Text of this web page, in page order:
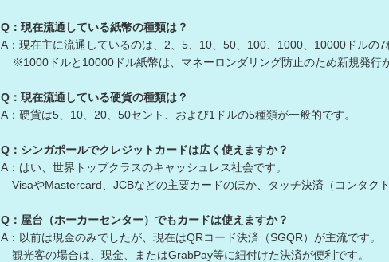
Q：現在流通している紙幣の種類は？
A：現在主に流通しているのは、2、5、10、50、100、1000、10000ドルの7
※1000ドルと10000ドル紙幣は、マネーロンダリング防止のため新規発行
Q：現在流通している硬貨の種類は？
A：硬貨は5、10、20、50セント、および1ドルの5種類が一般的です。
Q：シンガポールでクレジットカードは広く使えますか？
A：はい、世界トップクラスのキャッシュレス社会です。
VisaやMastercard、JCBなどの主要カードのほか、タッチ決済（コンタク
Q：屋台（ホーカーセンター）でもカードは使えますか？
A：以前は現金のみでしたが、現在はQRコード決済（SGQR）が主流です。
観光客の場合は、現金、またはGrabPay等に紐付けた決済が便利です。